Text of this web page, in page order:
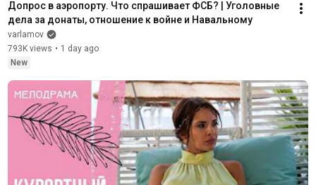
Допрос в аэропорту. Что спрашивает ФСБ? | Уголовные
дела за донаты, отношение к войне и Навальному
varlamov
793K views • 1 day ago
New